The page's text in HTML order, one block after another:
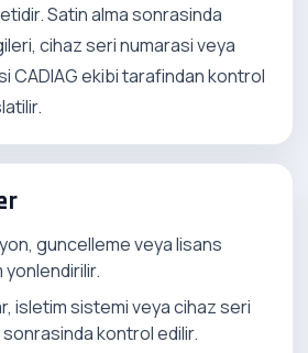
Satin alma sonrasinda
cihaz seri numarasi veya
CADIAG ekibi tarafindan kontrol
guncelleme veya lisans
yonlendirilir.
isletim sistemi veya cihaz seri
kontrol edilir.